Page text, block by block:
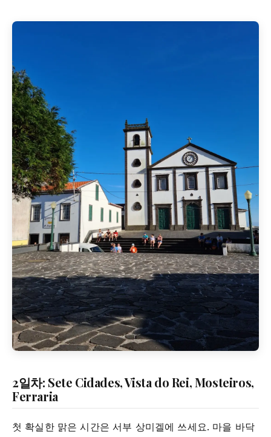
2일차: Sete Cidades, Vista do Rei, Mosteiros,
Ferraria
첫 확실한 맑은 시간은 서부 상미겔에 쓰세요. 마을 바닥